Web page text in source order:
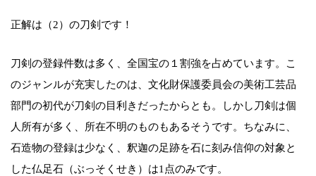
正解は（2）の刀剣です！
刀剣の登録件数は多く、全国宝の１割強を占めています。こ
のジャンルが充実したのは、文化財保護委員会の美術工芸品
部門の初代が刀剣の目利きだったからとも。しかし刀剣は個
人所有が多く、所在不明のものもあるそうです。ちなみに、
石造物の登録は少なく、釈迦の足跡を石に刻み信仰の対象と
した仏足石（ぶっそくせき）は1点のみです。